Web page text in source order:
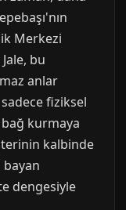
Merkezi
bu
anlar
sadece fiziksel
kurmaya
kalbinde
bayan
dengesiyle